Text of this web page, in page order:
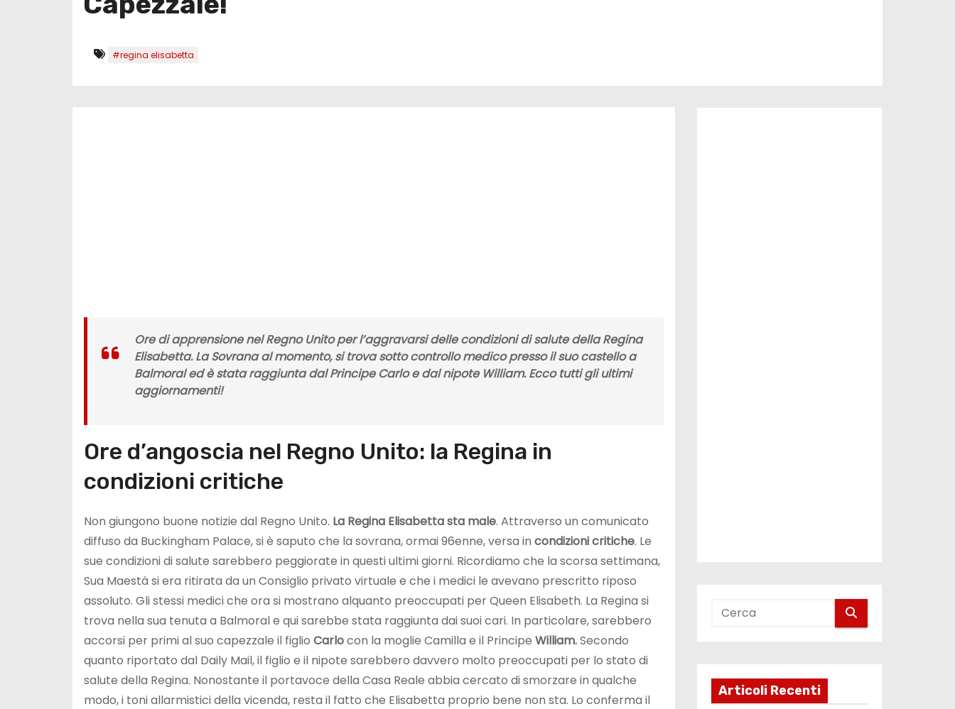
#regina elisabetta
Ore di apprensione nel Regno Unito perl’aggravarsi delle condizioni di salute della Regina
Elisabetta. La Sovrana al momento, si trova sotto controllo medico presso il suo castello a
Balmoral ed è stata raggiunta dal Principe Carlo e dal nipote William. Ecco tutti gli ultimi
aggiornamenti!
Ore d’angoscia nel Regno Unito: la Regina in
condizioni critiche
Non giungono buone notizie dal Regno Unito. La Regina Elisabetta sta male. Attraverso un comunicato
diffuso da Buckingham Palace, si è saputo che la sovrana, ormai 96enne, versa in condizioni critiche. Le
sue condizioni di salute sarebbero peggiorate in questi ultimi giorni. Ricordiamo che la scorsa settimana,
Sua Maestà si era ritirata da un Consiglio privato virtuale e che i medici le avevano prescritto riposo
assoluto. Gli stessi medici che ora si mostrano alquanto preoccupati per Queen Elisabeth. La Regina si
trova nella sua tenuta a Balmoral e qui sarebbe stata raggiunta dai suoi cari. In particolare, sarebbero
accorsi per primi al suo capezzale il figlio Carlocon la moglie Camilla e il Principe William.Secondo
quanto riportato dal Daily Mail, il figlio e il nipote sarebbero davvero molto preoccupati per lo stato di
salute della Regina. Nonostante il portavoce della Casa Reale abbia cercato di smorzare in qualche
modo, i toni allarmistici della vicenda, resta il fatto che Elisabetta proprio bene non sta. Lo conferma il
Articoli Recenti